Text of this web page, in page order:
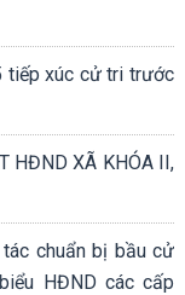
tiếp xúc cử tri trước
HĐND XÃ KHÓA II,
chuẩn bị bầu cử
HĐND các cấp